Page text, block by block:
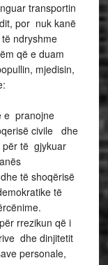
transportin
por nuk kanë
ndryshme
që e duam
mjedisin,
e pranojne
civile dhe
për të gjykuar
të shoqërisë
të
rrezikun që i
dhe dinjitetit
personale,